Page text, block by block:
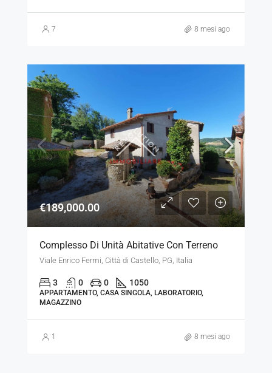
7 8 mesi ago
€189,000.00
Complesso Di Unità Abitative Con Terreno
Viale Enrico Fermi, Città di Castello, PG, Italia
3 0 0 1050
APPARTAMENTO, CASA SINGOLA, LABORATORIO,
MAGAZZINO
1 8 mesi ago